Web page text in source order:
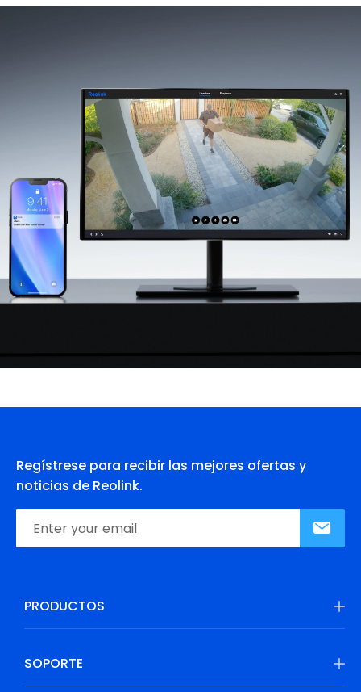
Regístrese para recibir las mejores ofertas y
noticias de Reolink.
PRODUCTOS
SOPORTE